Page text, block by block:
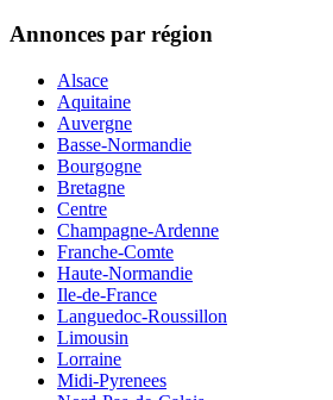
Annonces par région
Alsace
Aquitaine
Auvergne
Basse-Normandie
Bourgogne
Bretagne
Centre
Champagne-Ardenne
Franche-Comte
Haute-Normandie
Ile-de-France
Languedoc-Roussillon
Limousin
Lorraine
Midi-Pyrenees